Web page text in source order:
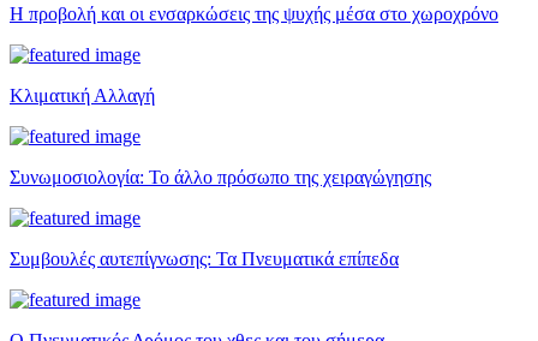
Η προβολή και οι ενσαρκώσεις της ψυχής μέσα στο χωροχρόνο
Κλιματική Αλλαγή
Συνωμοσιολογία: Το άλλο πρόσωπο της χειραγώγησης
Συμβουλές αυτεπίγνωσης: Τα Πνευματικά επίπεδα